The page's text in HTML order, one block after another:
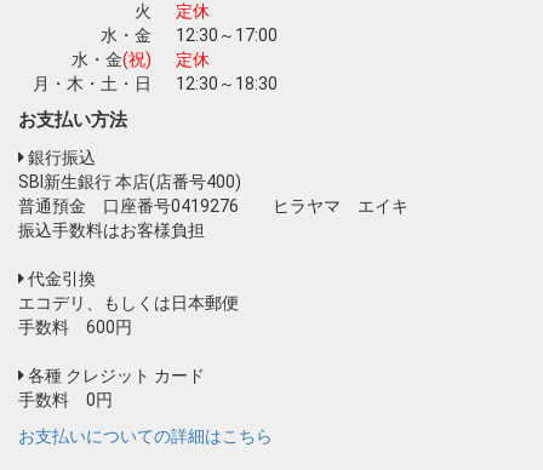
火
定休
水・金
12:30～17:00
水・金(祝)
定休
月・木・土・日
12:30～18:30
お支払い方法
銀行振込
SBI新生銀行 本店(店番号400)
普通預金 口座番号0419276 ヒラヤマ エイキ
振込手数料はお客様負担
代金引換
エコデリ、もしくは日本郵便
手数料 600円
各種 クレジット カード
手数料 0円
お支払いについての詳細はこちら